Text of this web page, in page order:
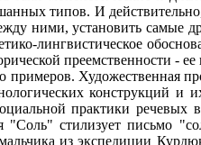
типов. И
ними, установить самые
лингвистическое
преемственности - ее
Художественная
конструкций
практики речевых
"Соль" стилизует письмо
из экспедиции